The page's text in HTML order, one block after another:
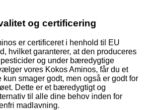
og certificering
er certificeret i henhold til EU
hvilket garanterer, at den produceres
og under bæredygtige
vores Kokos Aminos, får du et
kun smager godt, men også er godt for
Dette er et bæredygtigt og
til alle dine behov inden for
madlavning.